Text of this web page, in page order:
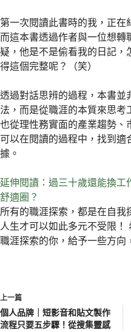
第一次閱讀此書時的我，正在
而這本書透過作者與一位想
疑，他是不是偷看我的日記，
得這個完整呢？（笑）
透過對話思辨的過程，本書並
法，而是從職涯的本質來思考
也從理性務實面的產業趨勢
可以在閱讀的過程中，找到適
據。
延伸閱讀：過三十歲還能換工
舒適圈？
所有的職涯探索，都是在自我
人生才可以如此多元不受限！
職涯探索的你，給予一些方向
上一篇
個人品牌｜短影音和貼文製作
流程只要五步驟！從搜集靈感